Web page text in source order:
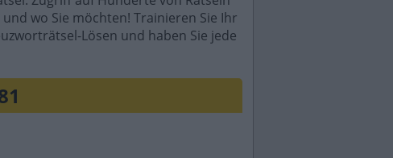
wo Sie möchten! Trainieren Sie Ihr
Lösen und haben Sie jede